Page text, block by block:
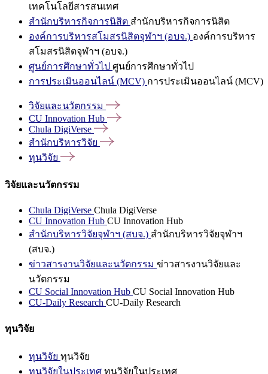
เทคโนโลยีสารสนเทศ
สำนักบริหารกิจการนิสิต สำนักบริหารกิจการนิสิต
องค์การบริหารสโมสรนิสิตจุฬาฯ (อบจ.) องค์การบริหาร
สโมสรนิสิตจุฬาฯ (อบจ.)
ศูนย์การศึกษาทั่วไป ศูนย์การศึกษาทั่วไป
การประเมินออนไลน์ (MCV) การประเมินออนไลน์ (MCV)
วิจัยและนวัตกรรม
CU Innovation Hub
Chula DigiVerse
สำนักบริหารวิจัย
ทุนวิจัย
วิจัยและนวัตกรรม
Chula DigiVerse Chula DigiVerse
CU Innovation Hub CU Innovation Hub
สำนักบริหารวิจัยจุฬาฯ (สบจ.) สำนักบริหารวิจัยจุฬาฯ
(สบจ.)
ข่าวสารงานวิจัยและนวัตกรรม ข่าวสารงานวิจัยและ
นวัตกรรม
CU Social Innovation Hub CU Social Innovation Hub
CU-Daily Research CU-Daily Research
ทุนวิจัย
ทุนวิจัย ทุนวิจัย
ทุนวิจัยในประเทศ ทุนวิจัยในประเทศ